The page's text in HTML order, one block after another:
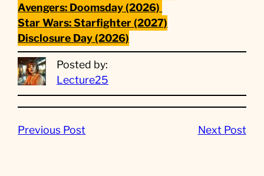
Avengers: Doomsday (2026)
Star Wars: Starfighter (2027)
Disclosure Day (2026)
Posted by:
Lecture25
Previous Post Next Post